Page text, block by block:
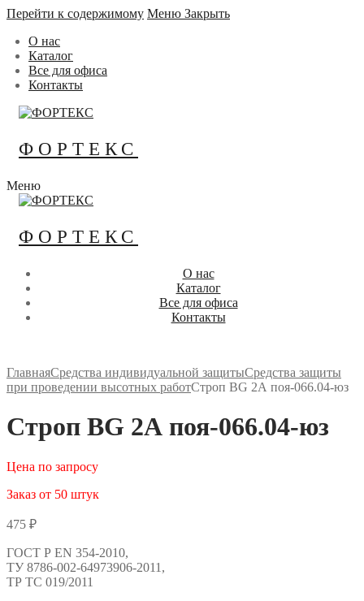
Перейти к содержимому Меню Закрыть
О нас
Каталог
Все для офиса
Контакты
ФОРТЕКС
Меню
ФОРТЕКС
О нас
Каталог
Все для офиса
Контакты
ГлавнаяСредства индивидуальной защитыСредства защиты
при проведении высотных работСтроп BG 2А поя-066.04-юз
Строп BG 2А поя-066.04-юз
Цена по запросу
Заказ от 50 штук
475 ₽
ГОСТ Р ЕN 354-2010,
ТУ 8786-002-64973906-2011,
ТР ТС 019/2011